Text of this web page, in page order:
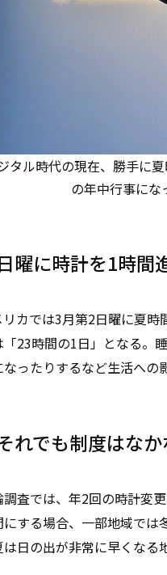
タル時代の現在、勝手に
の年中行事にな
曜に時計を1時間
リカでは3月第2日曜に夏
「23時間の1日」となる。
ったりするなど生活への
れでも制度はな
調査では、年2回の時計変
にする場合、一部地域では
は日の出が非常に早くなる